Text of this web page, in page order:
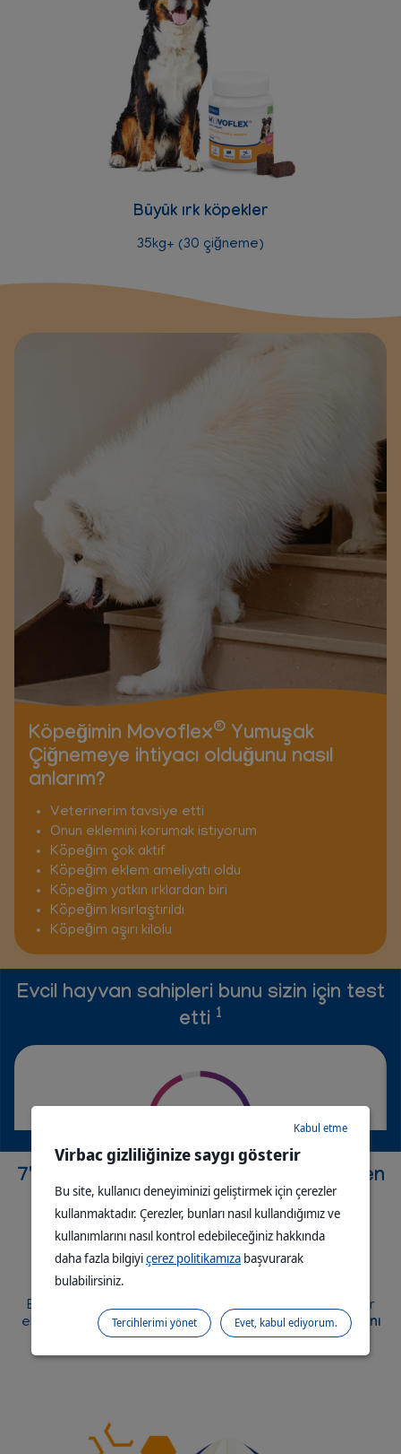
Büyük ırk köpekler
35kg+ (30 çiğneme)
Köpeğimin Movoflex® Yumuşak
Çiğnemeye ihtiyacı olduğunu nasıl
anlarım?
Veterinerim tavsiye etti
Onun eklemini korumak istiyorum
Köpeğim çok aktif
Köpeğim eklem ameliyatı oldu
Köpeğim yatkın ırklardan biri
Köpeğim kısırlaştırıldı
Köpeğim aşırı kilolu
Evcil hayvan sahipleri bunu sizin için test
etti 1
köpeklerinin bunusevdiğinisöyledi
7'nci günden itibaren sonuç gösterebilen
5 bileşenden oluşan benzersiz bir
kombinasyon
Her bir bileşen hem bireysel hem de sinerjik faydaları
dikkate alınarak seçilmiştir.
Bu benzersiz bileşen kombinasyonu Movoflex 'in diğer
eklem takviyelerindendaha hızlı çalışmaya başlamasını
sağlar.
Virbac gizliliğinize saygı gösterir
Bu site, kullanıcı deneyiminizi geliştirmek için çerezler
kullanmaktadır. Çerezler, bunları nasıl kullandığımız ve
kullanımlarını nasıl kontrol edebileceğiniz hakkında
daha fazla bilgiyiçerez politikamıza başvurarak
bulabilirsiniz.
Kabul etme
Evet, kabul ediyorum.
Tercihlerimi yönet